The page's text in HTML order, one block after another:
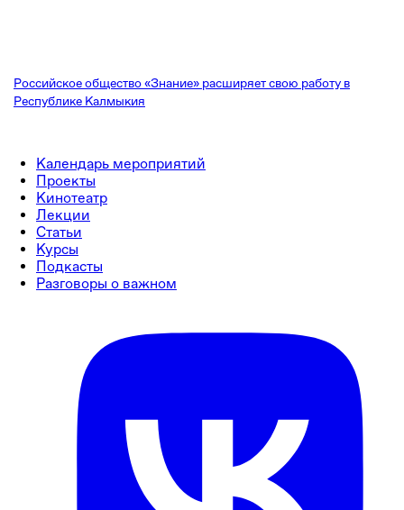
Российское общество «Знание» расширяет свою работу в
Республике Калмыкия
Календарь мероприятий
Проекты
Кинотеатр
Лекции
Статьи
Курсы
Подкасты
Разговоры о важном